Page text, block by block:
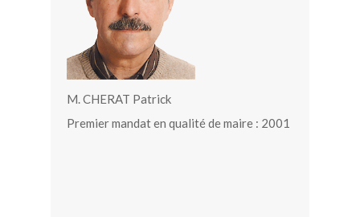
M. CHERAT Patrick
Premier mandat en qualité de maire : 2001